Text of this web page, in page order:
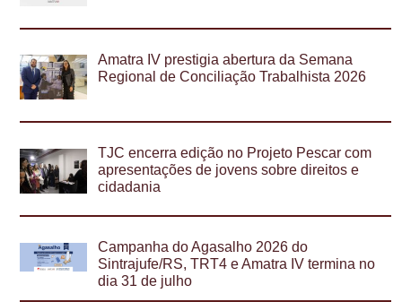
Amatra IV prestigia abertura da Semana
Regional de Conciliação Trabalhista 2026
TJC encerra edição no Projeto Pescar com
apresentações de jovens sobre direitos e
cidadania
Campanha do Agasalho 2026 do
Sintrajufe/RS, TRT4 e Amatra IV termina no
dia 31 de julho